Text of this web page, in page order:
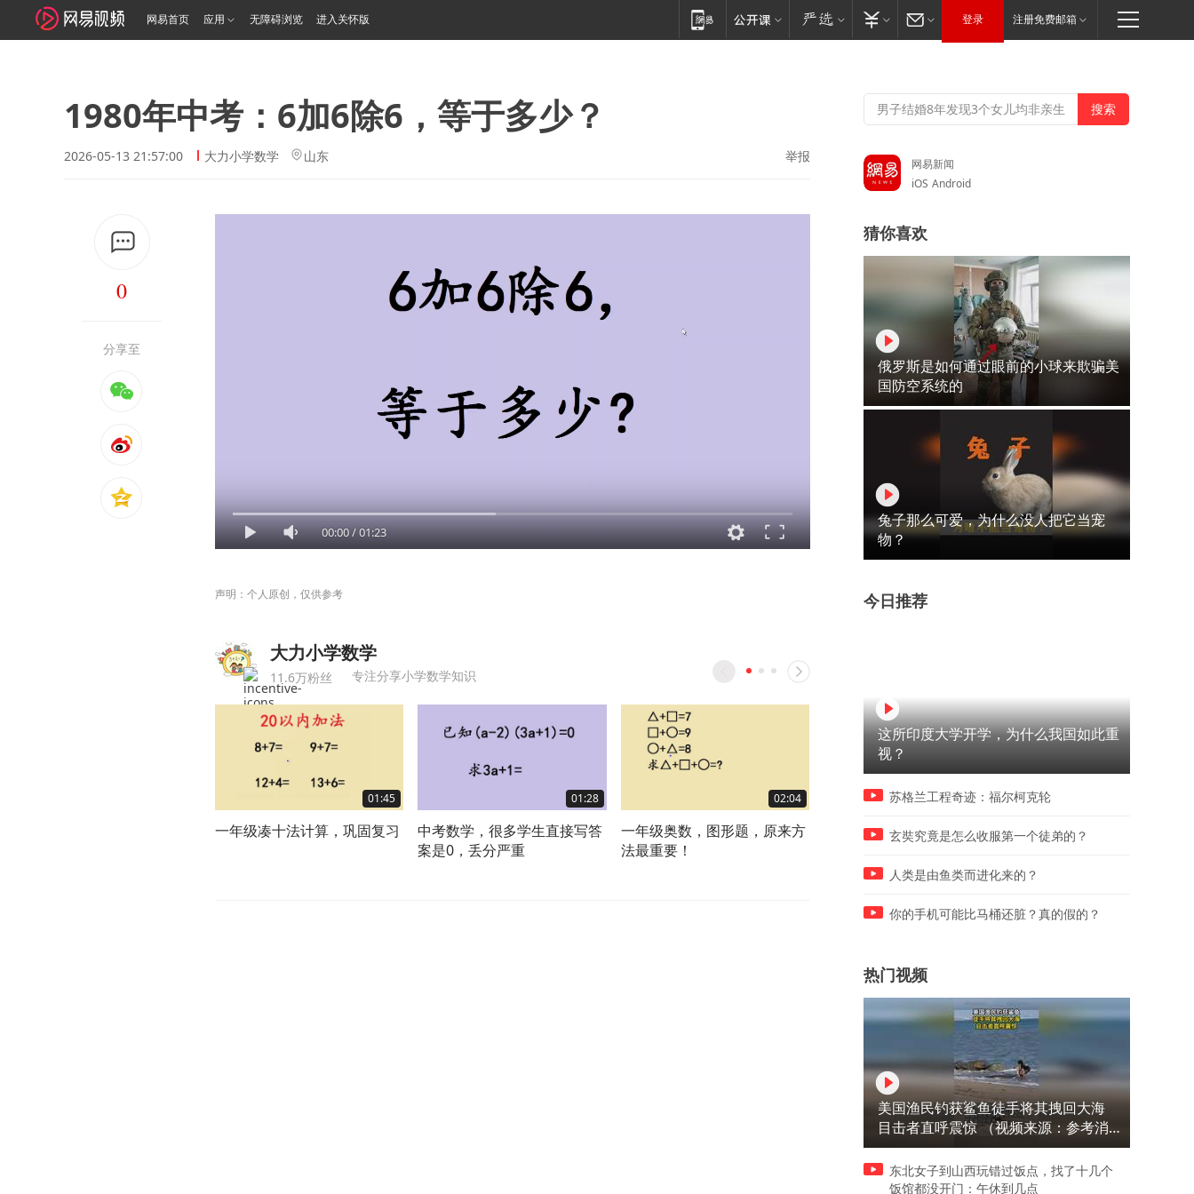
网易首页 应用 无障碍浏览 进入关怀版 登录 注册免费邮箱
1980年中考：6加6除6，等于多少？
2026-05-13 21:57:00 大力小学数学 山东 举报
0
分享至
00:00/01:23
声明：个人原创，仅供参考
大力小学数学
11.6万粉丝 专注分享小学数学知识
01:45
一年级凑十法计算，巩固复习
01:28
中考数学，很多学生直接写答
案是0，丢分严重
02:04
一年级奥数，图形题，原来方
法最重要！
01:10
北京中考数学：a等于多少？
太丢人了！一道中考几何压
网易新闻
iOS Android
猜你喜欢
俄罗斯是如何通过眼前的小球来欺骗美
国防空系统的
兔子那么可爱，为什么没人把它当宠
物？
今日推荐
这所印度大学开学，为什么我国如此重
视？
苏格兰工程奇迹：福尔柯克轮
玄奘究竟是怎么收服第一个徒弟的？
人类是由鱼类而进化来的？
你的手机可能比马桶还脏？真的假的？
热门视频
美国渔民钓获鲨鱼徒手将其拽回大海
目击者直呼震惊 （视频来源：参考消
息）
东北女子到山西玩错过饭点，找了十几个
饭馆都没开门：午休到几点